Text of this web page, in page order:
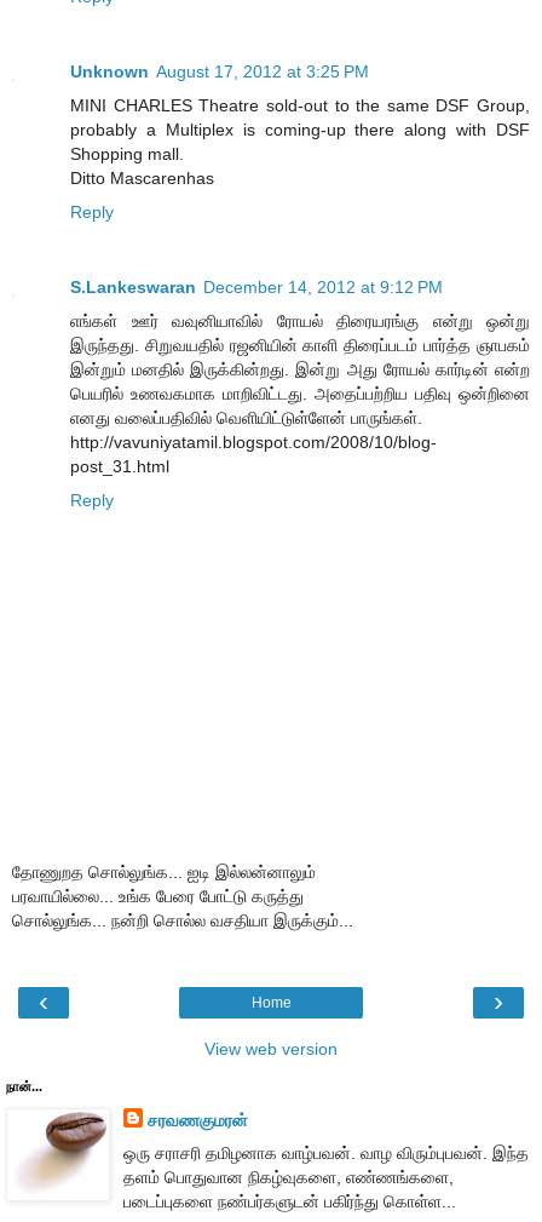
Unknown August 17, 2012 at 3:25 PM
MINI CHARLES Theatre sold-out to the same DSF Group,
probably a Multiplex is coming-up there along with DSF
Shopping mall.
Ditto Mascarenhas
Reply
S.Lankeswaran December 14, 2012 at 9:12 PM
எங்கள் ஊர் வவுனியாவில் ரோயல் திரையரங்கு என்று ஒன்று
இருந்தது. சிறுவயதில் ரஜனியின் காளி திரைப்படம் பார்த்த ஞாபகம்
இன்றும் மனதில் இருக்கின்றது. இன்று அது ரோயல் கார்டின் என்ற
பெயரில் உணவகமாக மாறிவிட்டது. அதைப்பற்றிய பதிவு ஒன்றினை
எனது வலைப்பதிவில் வெளியிட்டுள்ளேன் பாருங்கள்.
http://vavuniyatamil.blogspot.com/2008/10/blog-
post_31.html
Reply
தோணுறத சொல்லுங்க... ஐடி இல்லன்னாலும்
பரவாயில்லை... உங்க பேரை போட்டு கருத்து
சொல்லுங்க... நன்றி சொல்ல வசதியா இருக்கும்...
‹ ›
Home
View web version
நான்...
சரவணகுமரன்
ஒரு சராசரி தமிழனாக வாழ்பவன். வாழ விரும்புபவன். இந்த
தளம் பொதுவான நிகழ்வுகளை, எண்ணங்களை,
படைப்புகளை நண்பர்களுடன் பகிர்ந்து கொள்ள...